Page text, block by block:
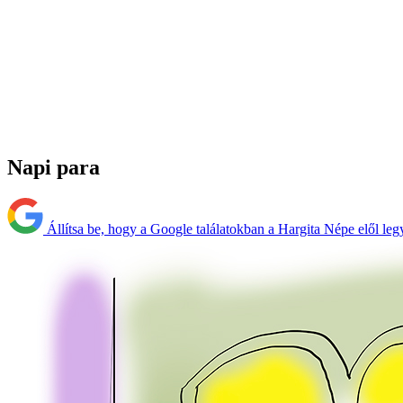
Napi para
Állítsa be, hogy a Google találatokban a Hargita Népe elől